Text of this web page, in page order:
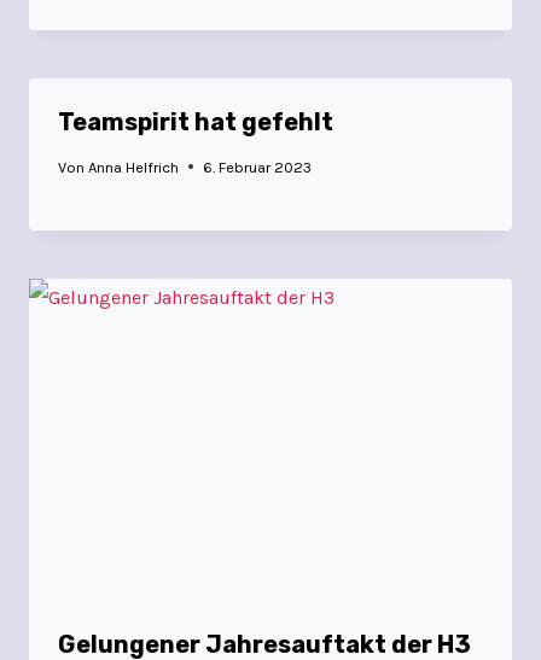
Teamspirit hat gefehlt
Von Anna Helfrich 6. Februar 2023
Gelungener Jahresauftakt der H3